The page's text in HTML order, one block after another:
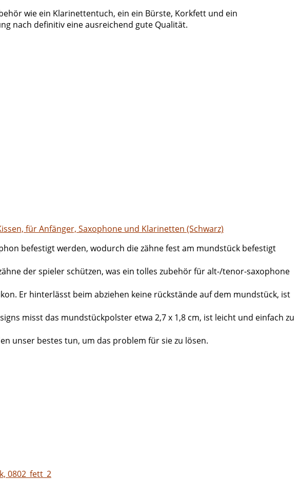
wie ein Klarinettentuch, ein ein Bürste, Korkfett und ein
nach definitiv eine ausreichend gute Qualität.
für Anfänger, Saxophone und Klarinetten (Schwarz)
befestigt werden, wodurch die zähne fest am mundstück befestigt
der spieler schützen, was ein tolles zubehör für alt-/tenor-saxophone
Er hinterlässt beim abziehen keine rückstände auf dem mundstück, ist
misst das mundstückpolster etwa 2,7 x 1,8 cm, ist leicht und einfach zu
unser bestes tun, um das problem für sie zu lösen.
0802_fett_2